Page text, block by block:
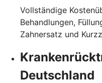
Vollständige
Behandlungen,
Zahnersatz und
Deutschland